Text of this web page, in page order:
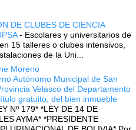
DE CLUBES DE CIENCIA
- Escolares y universitarios de
15 talleres o clubes intensivos,
de la Uni...
Moreno
Autónomo Municipal de San
Velasco del Departamento
gratuito, del bien inmueble
Nº 179* *LEY DE 14 DE
AYMA* *PRESIDENTE